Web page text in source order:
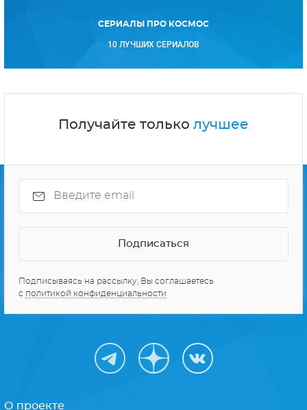
СЕРИАЛЫ ПРО КОСМОС
10 ЛУЧШИХ СЕРИАЛОВ
Получайте только лучшее
Подписываясь на рассылку, Вы соглашаетесь
с политикой конфиденциальности
О проекте